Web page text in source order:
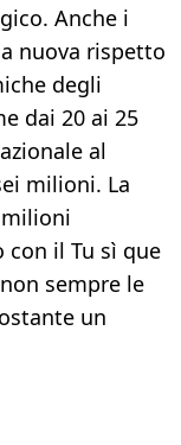
Anche i
nuova rispetto
degli
dai 20 ai 25
al
milioni. La
il Tu sì que
sempre le
un